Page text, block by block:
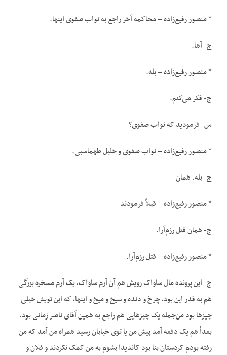
* منصور رفیع‌زاده – محاکمه آخر راجع به نواب صفوی اینها.
ج- آها.
* منصور رفیع‌زاده – بله.
ج- فکر می‌کنم.
س- فرمودید که نواب صفوی؟
* منصور رفیع‌زاده – نواب صفوی و خلیل طهماسبی.
ج- بله. همان
* منصور رفیع‌زاده – قبلاً فرمودند
ج- همان قتل رزم‌آرا.
* منصور رفیع‌زاده – قتل رزم‌آرا.
ج- این پرونده مال ساواک رویش هم آن آرم ساواک، یک آرم مسخره بزرگی
هم به قدر این بود، چرخ و دنده و سیخ و میخ و اینها، که این تویش خیلی
چیزها بود من‌جمله یک چیزهایی هم راجع به همین آقای ناصر زمانی بود.
بعداً هم یک دفعه آمد پیش من یا توی خیابان رسید همراه من آمد که من
رفته بودم کردستان بنا بود کاندیدا بشوم به من کمک نکردند و فلان و